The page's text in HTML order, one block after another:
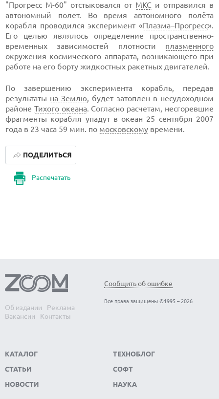
"Прогресс М-60" отстыковался от МКСи отправился в
автономный полет. Во время автономного полёта
корабля проводился эксперимент «Плазма–Прогресс».
Его целью являлось определение пространственно-
временных зависимостей плотности плазменного
окружения космического аппарата, возникающего при
работе на его борту жидкостных ракетных двигателей.
По завершению эксперимента корабль, передав
результаты на Землю, будет затоплен в несудоходном
районе Тихого океана. Согласно расчетам, несгоревшие
фрагменты корабля упадут в океан 25 сентября 2007
года в 23 часа 59 мин. по московскому времени.
Распечатать
ПОДЕЛИТЬСЯ
Об издании
Реклама
Вакансии
Контакты
Сообщить об ошибке
Все права защищены ©1995 – 2026
КАТАЛОГ
СТАТЬИ
НОВОСТИ
ТЕХНОБЛОГ
СОФТ
НАУКА